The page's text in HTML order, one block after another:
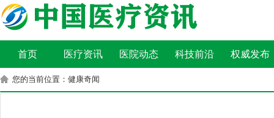
首页 医疗资讯 医院动态 科技前沿 权威发布
您的当前位置：健康奇闻